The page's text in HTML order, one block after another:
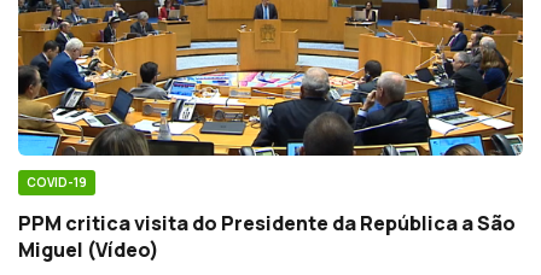
COVID-19
PPM critica visita do Presidente da República a São
Miguel (Vídeo)